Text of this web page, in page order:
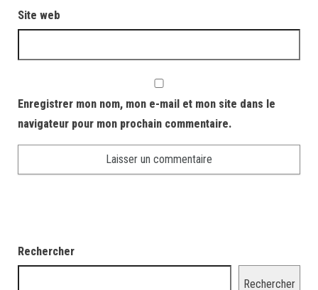
Site web
Enregistrer mon nom, mon e-mail et mon site dans le
navigateur pour mon prochain commentaire.
Rechercher
Rechercher